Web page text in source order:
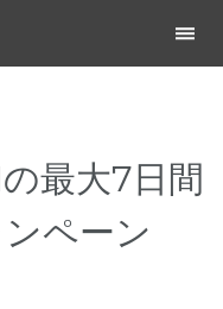
最大7日間
ペーン